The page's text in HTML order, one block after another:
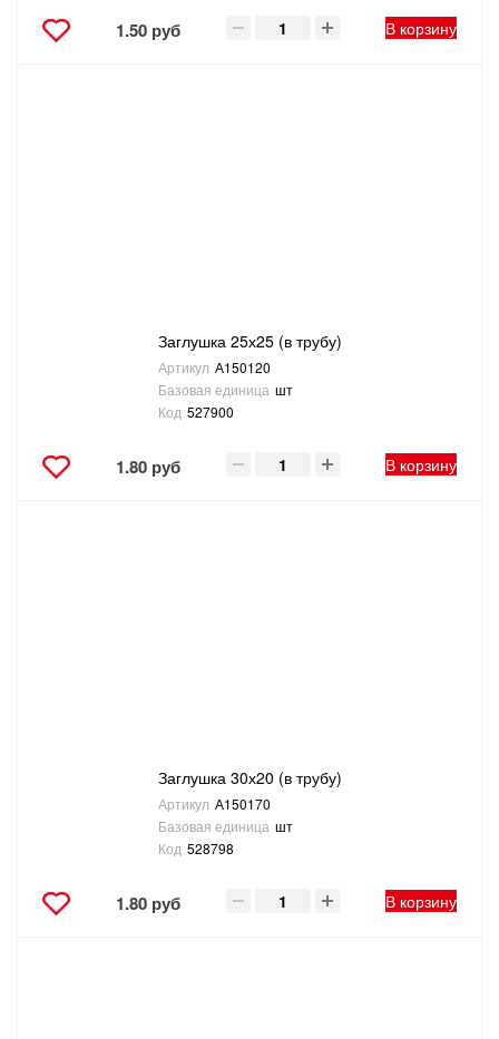
1.50 руб В корзину
Заглушка 25х25 (в трубу)
Артикул А150120
Базовая единица шт
Код 527900
1.80 руб В корзину
Заглушка 30х20 (в трубу)
Артикул А150170
Базовая единица шт
Код 528798
1.80 руб В корзину